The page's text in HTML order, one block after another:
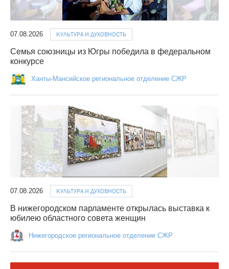
07.08.2026 КУЛЬТУРА И ДУХОВНОСТЬ
Семья союзницы из Югры победила в федеральном
конкурсе
Ханты-Мансийское региональное отделение СЖР
07.08.2026 КУЛЬТУРА И ДУХОВНОСТЬ
В нижегородском парламенте открылась выставка к
юбилею областного совета женщин
Нижегородское региональное отделение СЖР